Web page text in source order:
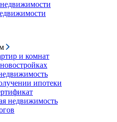
и комнат
ипотеки
недвижимость